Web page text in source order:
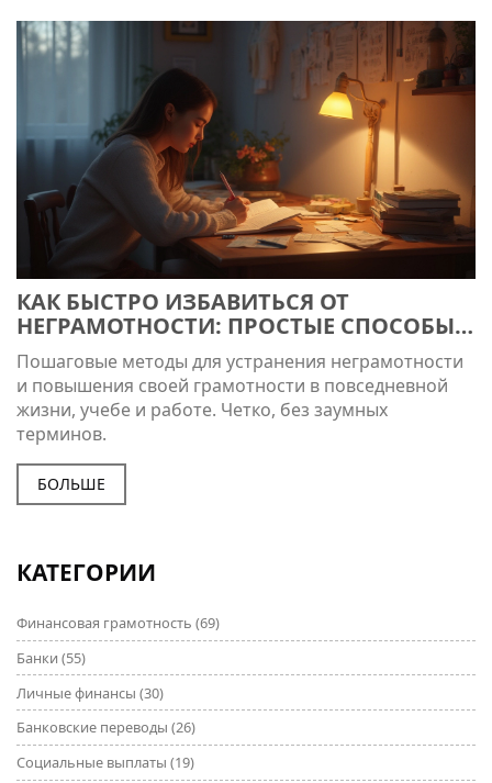
КАК БЫСТРО ИЗБАВИТЬСЯ ОТ
НЕГРАМОТНОСТИ: ПРОСТЫЕ СПОСОБЫ
УЛУЧШИТЬ НАВЫКИ ПИСЬМА И РЕЧИ
Пошаговые методы для устранения неграмотности
и повышения своей грамотности в повседневной
жизни, учебе и работе. Четко, без заумных
терминов.
БОЛЬШЕ
КАТЕГОРИИ
Финансовая грамотность (69)
Банки (55)
Личные финансы (30)
Банковские переводы (26)
Социальные выплаты (19)